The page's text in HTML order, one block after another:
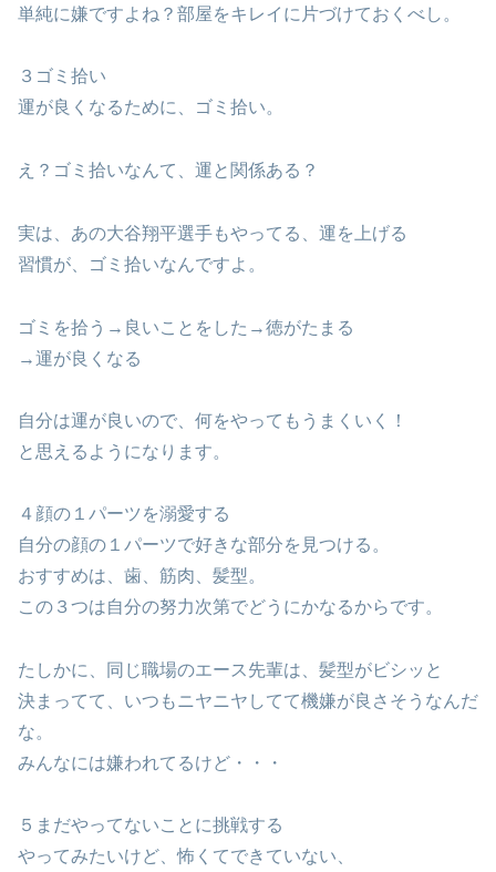
単純に嫌ですよね？部屋をキレイに片づけておくべし。
３ゴミ拾い
運が良くなるために、ゴミ拾い。
え？ゴミ拾いなんて、運と関係ある？
実は、あの大谷翔平選手もやってる、運を上げる
習慣が、ゴミ拾いなんですよ。
ゴミを拾う→良いことをした→徳がたまる
→運が良くなる
自分は運が良いので、何をやってもうまくいく！
と思えるようになります。
４顔の１パーツを溺愛する
自分の顔の１パーツで好きな部分を見つける。
おすすめは、歯、筋肉、髪型。
この３つは自分の努力次第でどうにかなるからです。
たしかに、同じ職場のエース先輩は、髪型がビシッと
決まってて、いつもニヤニヤしてて機嫌が良さそうなんだ
な。
みんなには嫌われてるけど・・・
５まだやってないことに挑戦する
やってみたいけど、怖くてできていない、